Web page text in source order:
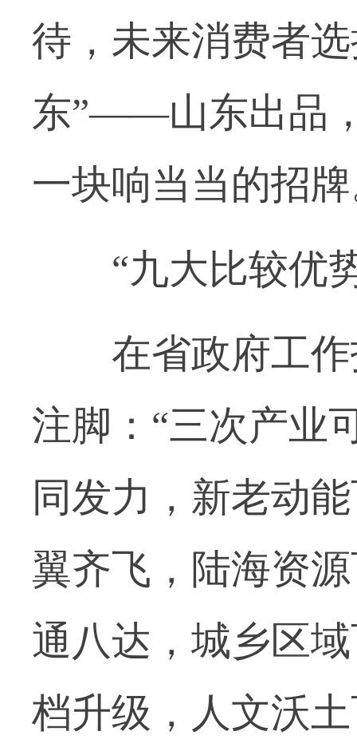
待，未来消费者
东”——山东出品
一块响当当的招
“九大比较优势
在省政府工作
注脚：“三次产业
同发力，新老动
翼齐飞，陆海资
通八达，城乡区
档升级，人文沃